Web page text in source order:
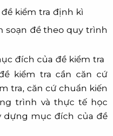
kiểm tra định kì
soạn đề theo quy trình
đích của đề kiểm tra
kiểm tra cần căn cứ
tra, căn cứ chuẩn kiến
trình và thực tế học
dựng mục đích của đề